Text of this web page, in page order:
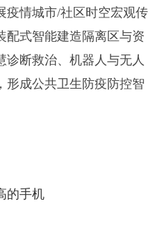
疫情城市/社区时空宏观传
配式智能建造隔离区与资
诊断救治、机器人与无人
形成公共卫生防疫防控智
的手机